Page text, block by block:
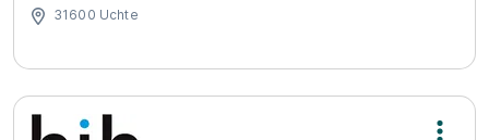
31600 Uchte